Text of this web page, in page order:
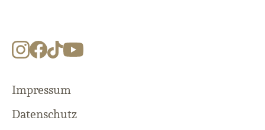
Impressum
Datenschutz